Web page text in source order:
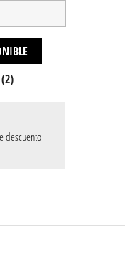
2)
descuento